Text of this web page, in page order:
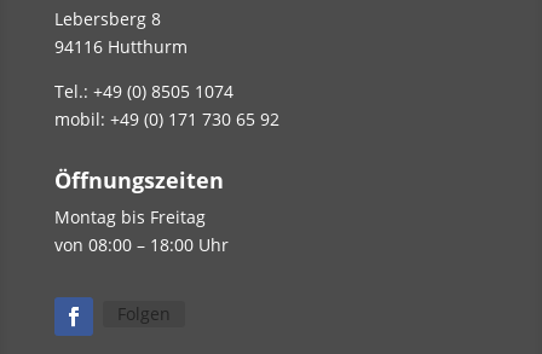
Lebersberg 8
94116 Hutthurm
Tel.: +49 (0) 8505 1074
mobil: +49 (0) 171 730 65 92
Öffnungszeiten
Montag bis Freitag
von 08:00 – 18:00 Uhr
Folgen